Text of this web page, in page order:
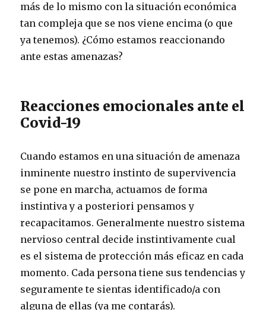
más de lo mismo con la situación económica
tan compleja que se nos viene encima (o que
ya tenemos). ¿Cómo estamos reaccionando
ante estas amenazas?
Reacciones emocionales ante el
Covid-19
Cuando estamos en una situación de amenaza
inminente nuestro instinto de supervivencia
se pone en marcha, actuamos de forma
instintiva y a posteriori pensamos y
recapacitamos. Generalmente nuestro sistema
nervioso central decide instintivamente cual
es el sistema de protección más eficaz en cada
momento. Cada persona tiene sus tendencias y
seguramente te sientas identificado/a con
alguna de ellas (ya me contarás).